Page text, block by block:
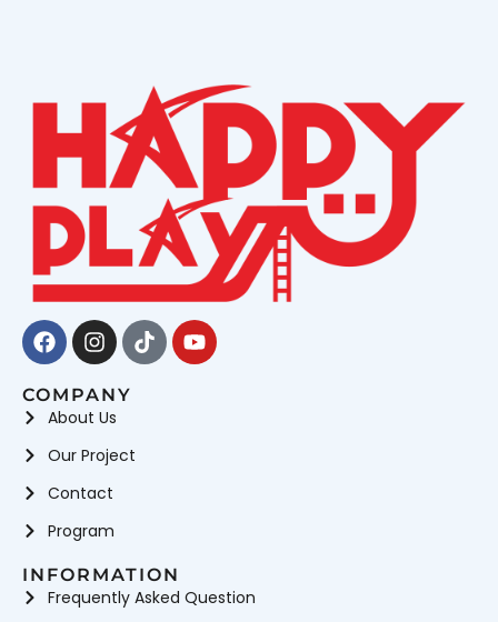
Facebook
Instagram
TiktokYoutube
COMPANY
About Us
Our Project
Contact
Program
INFORMATION
Frequently Asked Question